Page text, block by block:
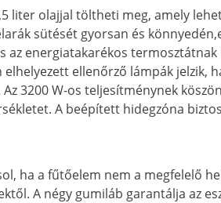
liter olajjal töltheti meg, amely
sütését gyorsan és
energiatakarékos
ellenőrző lámpák jelzik,
3200 W-os teljesítménynek
A beépített hidegzóna
ha a fűtőelem nem a megfelelő
A négy gumiláb garantálja az